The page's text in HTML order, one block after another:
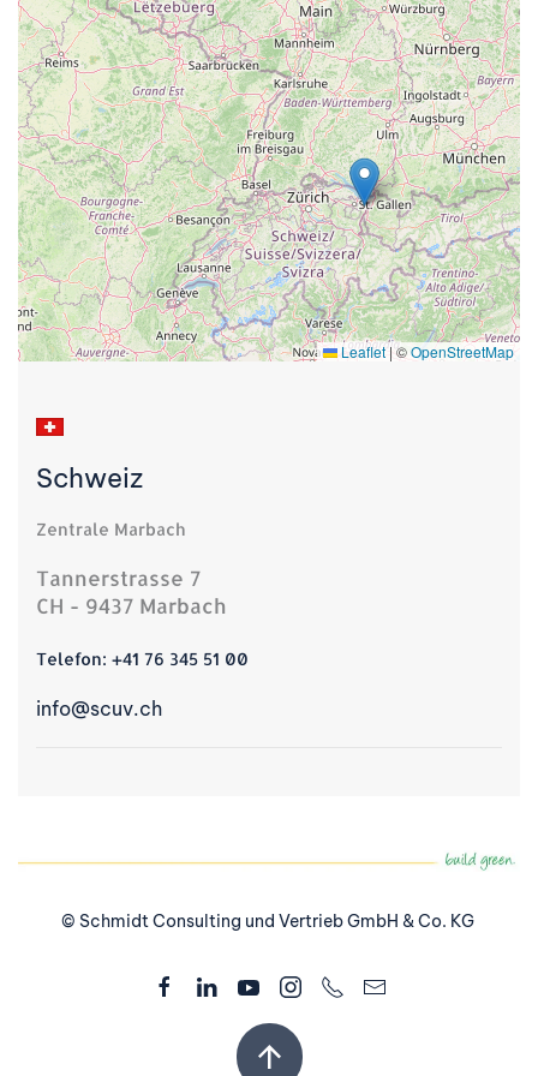
Leaflet |©OpenStreetMap
Schweiz
Zentrale Marbach
Tannerstrasse 7
CH - 9437 Marbach
Telefon: +41 76 345 51 00
info@scuv.ch
© Schmidt Consulting und Vertrieb GmbH & Co. KG